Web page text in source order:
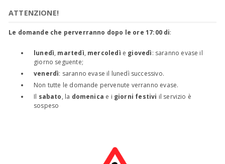
ATTENZIONE!
Le domande che perverranno dopo le ore 17:00 di:
lunedì, martedì, mercoledì e giovedì: saranno evase il
giorno seguente;
venerdì: saranno evase il lunedì successivo.
Non tutte le domande pervenute verranno evase.
Il sabato, la domenica e i giorni festivi il servizio è
sospeso